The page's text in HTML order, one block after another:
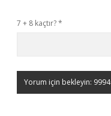
7 + 8 kaçtır?*